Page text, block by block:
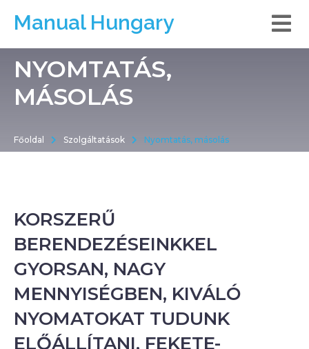
Manual Hungary
NYOMTATÁS,
MÁSOLÁS
Főoldal Szolgáltatások Nyomtatás, másolás
KORSZERŰ
BERENDEZÉSEINKKEL
GYORSAN, NAGY
MENNYISÉGBEN, KIVÁLÓ
NYOMATOKAT TUDUNK
ELŐÁLLÍTANI, FEKETE-